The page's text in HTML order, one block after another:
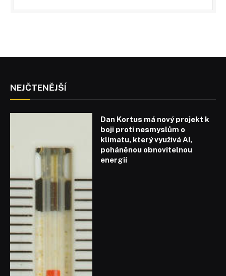
NEJČTENĚJŠÍ
Dan Kortus má nový projekt k
boji proti nesmyslům o
klimatu, který využívá AI,
poháněnou obnovitelnou
energií